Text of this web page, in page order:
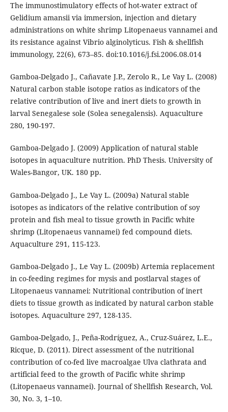
The immunostimulatory effects of hot-water extract of
Gelidium amansii via immersion, injection and dietary
administrations on white shrimp Litopenaeus vannamei and
its resistance against Vibrio alginolyticus. Fish & shellfish
immunology, 22(6), 673–85. doi:10.1016/j.fsi.2006.08.014
Gamboa-Delgado J., Cañavate J.P., Zerolo R., Le Vay L. (2008)
Natural carbon stable isotope ratios as indicators of the
relative contribution of live and inert diets to growth in
larval Senegalese sole (Solea senegalensis). Aquaculture
280, 190-197.
Gamboa-Delgado J. (2009) Application of natural stable
isotopes in aquaculture nutrition. PhD Thesis. University of
Wales-Bangor, UK. 180 pp.
Gamboa-Delgado J., Le Vay L. (2009a) Natural stable
isotopes as indicators of the relative contribution of soy
protein and fish meal to tissue growth in Pacific white
shrimp (Litopenaeus vannamei) fed compound diets.
Aquaculture 291, 115-123.
Gamboa-Delgado J., Le Vay L. (2009b) Artemia replacement
in co-feeding regimes for mysis and postlarval stages of
Litopenaeus vannamei: Nutritional contribution of inert
diets to tissue growth as indicated by natural carbon stable
isotopes. Aquaculture 297, 128-135.
Gamboa-Delgado, J., Peña-Rodríguez, A., Cruz-Suárez, L.E.,
Ricque, D. (2011). Direct assessment of the nutritional
contribution of co-fed live macroalgae Ulva clathrata and
artificial feed to the growth of Pacific white shrimp
(Litopenaeus vannamei). Journal of Shellfish Research, Vol.
30, No. 3, 1–10.